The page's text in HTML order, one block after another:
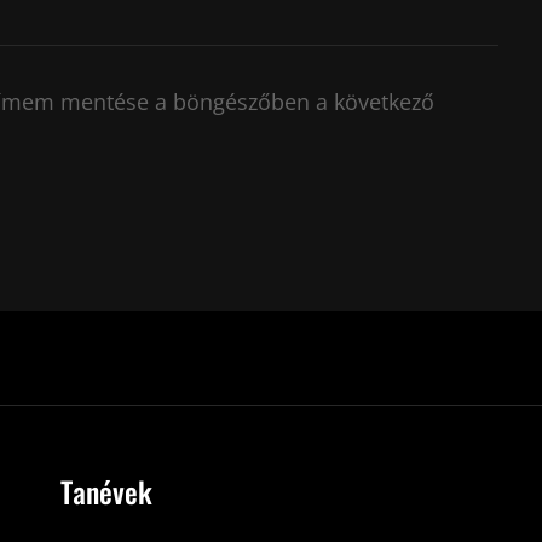
mentése a böngészőben a következő
Tanévek